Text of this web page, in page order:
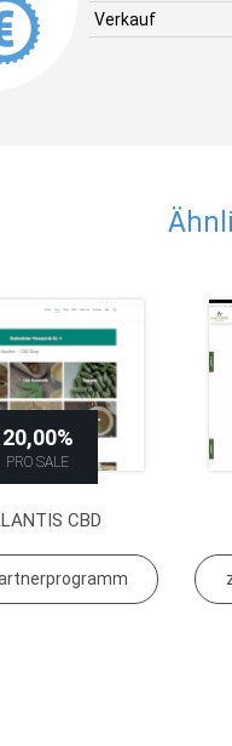
Verkauf
20,00%
PRO SALE
CBD